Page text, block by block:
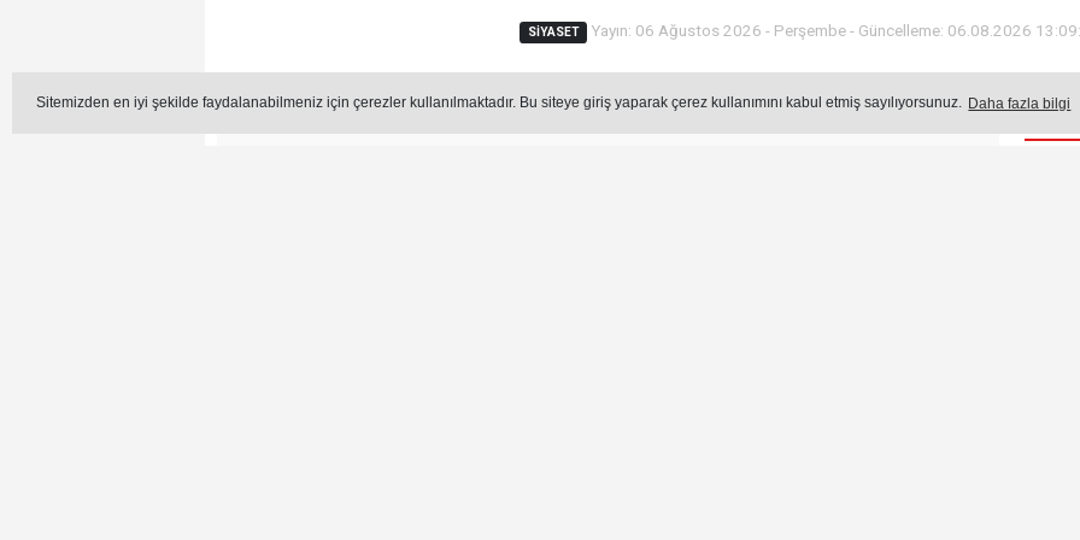
Sitemizden en iyi şekilde faydalanabilmeniz için çerezler kullanılmaktadır. Bu siteye giriş yaparak çerez kullanımını kabul etmiş sayılıyorsunuz. Daha fazla bilgi
SIYASET Yayın: 06 Ağustos 2026 - Perşembe - Güncelleme: 06.08.2026